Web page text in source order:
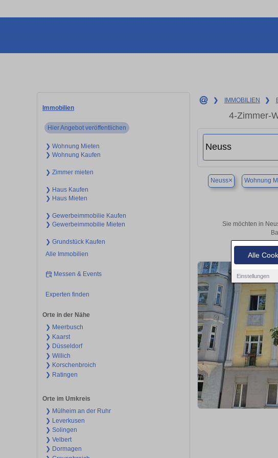
Alle
Einstellungen
Immobilien
Hier Angebot veröffentlichen
❯ Wohnung Mieten
❯ Wohnung Kaufen
❯ Zimmer mieten
❯ Haus Kaufen
❯ Haus Mieten
❯ Gewerbeimmobilie Kaufen
❯ Gewerbeimmobilie Mieten
❯ Grundstück Kaufen
Alle Immobilien
Messen & Events
Experten finden
Orte in der Nähe
❯ Meerbusch
❯ Kaarst
❯ Düsseldorf
❯ Willich
❯ Korschenbroich
❯ Ratingen
Orte im Umkreis
❯ Mülheim an der Ruhr
❯ Leverkusen
❯ Solingen
❯ Velbert
❯ Dormagen
❯ IMMOBILIEN ❯
4-Zimmer-
Neuss× Wohnung
Sie möchten in